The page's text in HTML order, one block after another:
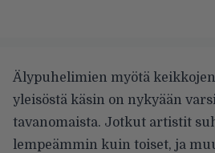
Älypuhelimien myötä
yleisöstä käsin on nykyään
tavanomaista. Jotkut artistit
lempeämmin kuin toiset, ja